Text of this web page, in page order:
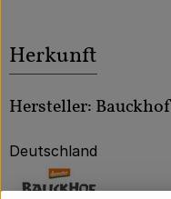
Herkunft
Hersteller: Bauckhof
Deutschland